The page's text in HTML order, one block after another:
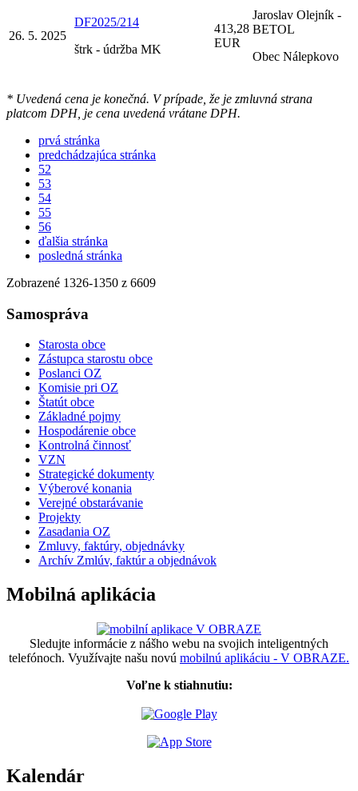
26. 5. 2025
DF2025/214
štrk - údržba MK
413,28
EUR
Jaroslav Olejník -
BETOL
Obec Nálepkovo
* Uvedená cena je konečná. V prípade, že je zmluvná strana
platcom DPH, je cena uvedená vrátane DPH.
prvá stránka
predchádzajúca stránka
52
53
54
55
56
ďalšia stránka
posledná stránka
Zobrazené 1326-1350 z 6609
Samospráva
Starosta obce
Zástupca starostu obce
Poslanci OZ
Komisie pri OZ
Štatút obce
Základné pojmy
Hospodárenie obce
Kontrolná činnosť
VZN
Strategické dokumenty
Výberové konania
Verejné obstarávanie
Projekty
Zasadania OZ
Zmluvy, faktúry, objednávky
Archív Zmlúv, faktúr a objednávok
Mobilná aplikácia
Sledujte informácie z nášho webu na svojich inteligentných
telefónoch. Využívajte našu novú mobilnú aplikáciu - V OBRAZE.
Voľne k stiahnutiu:
Kalendár